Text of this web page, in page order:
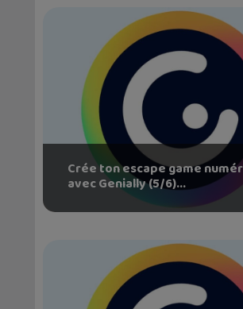
Crée ton escape game
avec Genially (5/6)...